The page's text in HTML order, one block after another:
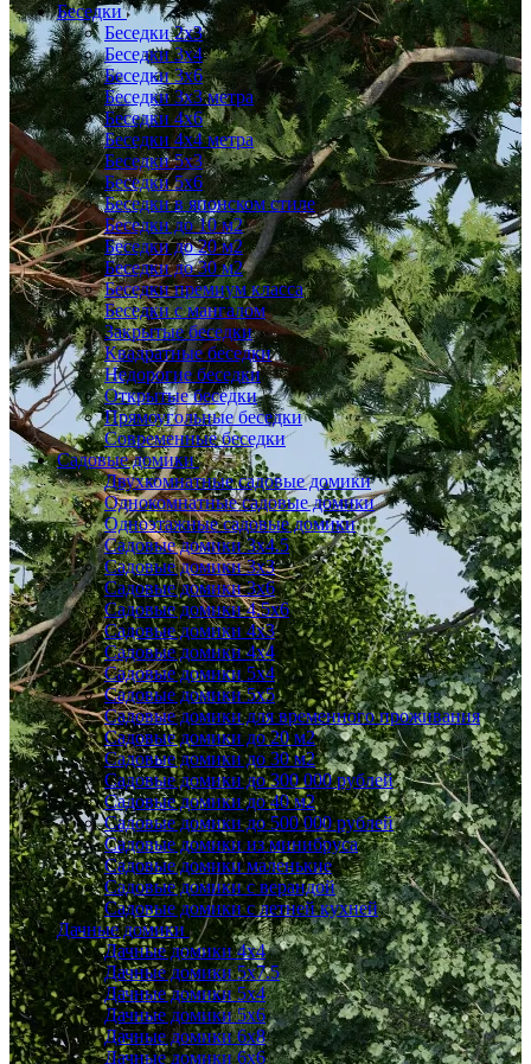
Беседки
Беседки 2x3
Беседки 3x4
Беседки 3x6
Беседки 3х3 метра
Беседки 4x6
Беседки 4х4 метра
Беседки 5x3
Беседки 5x6
Беседки в японском стиле
Беседки до 10 м2
Беседки до 20 м2
Беседки до 30 м2
Беседки премиум класса
Беседки с мангалом
Закрытые беседки
Квадратные беседки
Недорогие беседки
Открытые беседки
Прямоугольные беседки
Современные беседки
Садовые домики
Двухкомнатные садовые домики
Однокомнатные садовые домики
Одноэтажные садовые домики
Садовые домики 3x4.5
Садовые домики 3х3
Садовые домики 3х6
Садовые домики 4.5x6
Садовые домики 4x3
Садовые домики 4x4
Садовые домики 5х4
Садовые домики 5х5
Садовые домики для временного проживания
Садовые домики до 20 м2
Садовые домики до 30 м2
Садовые домики до 300 000 рублей
Садовые домики до 40 м2
Садовые домики до 500 000 рублей
Садовые домики из минибруса
Садовые домики маленькие
Садовые домики с верандой
Садовые домики с летней кухней
Дачные домики
Дачные домики 4х4
Дачные домики 5x7.5
Дачные домики 5х4
Дачные домики 5х6
Дачные домики 6x8
Дачные домики 6х6